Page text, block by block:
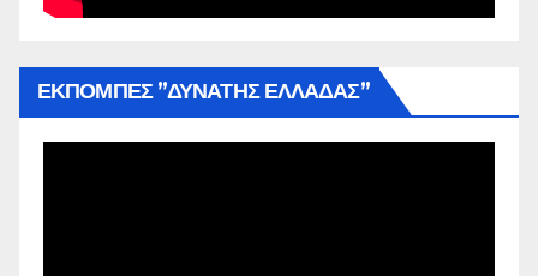
ΕΚΠΟΜΠΕΣ ”ΔΥΝΑΤΗΣ ΕΛΛΑΔΑΣ”